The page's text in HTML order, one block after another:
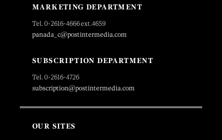
MARKETING DEPARTMENT
Tel. 0-2616-4666 ext.4659
panada_c@postintermedia.com
SUBSCRIPTION DEPARTMENT
Tel. 0-2616-4726
subscription@postintermedia.com
OUR SITES